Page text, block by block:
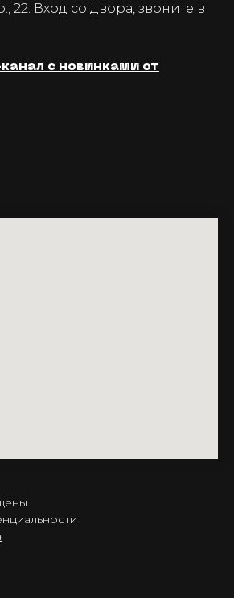
22. Вход со двора, звоните в
с новинками от